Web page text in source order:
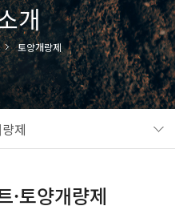
개
토양개량제
제
·토양개량제